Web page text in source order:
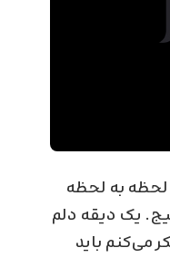
لحظه به لحظه
یک دیقه دلم
می‌کنم باید